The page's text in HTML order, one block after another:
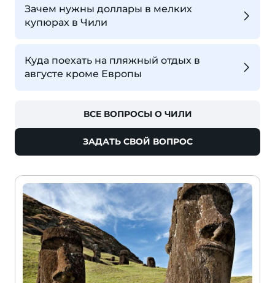
Зачем нужны доллары в мелких
купюрах в Чили
Куда поехать на пляжный отдых в
августе кроме Европы
ВСЕ ВОПРОСЫ О ЧИЛИ
ЗАДАТЬ СВОЙ ВОПРОС